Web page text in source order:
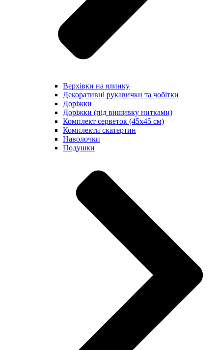
Верхівки на ялинку
Декоративні рукавички та чобітки
Доріжки
Доріжки (під вишивку нитками)
Комплект серветок (45х45 см)
Комплекти скатертин
Наволочки
Подушки